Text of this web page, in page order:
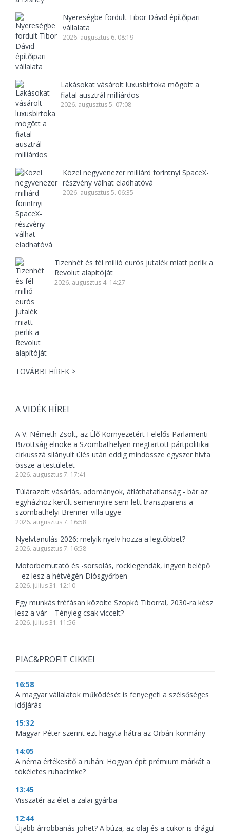
Nyereségbe fordult Tibor Dávid építőipari
vállalata
2026. augusztus 6. 08:19
Lakásokat vásárolt luxusbirtoka mögött a
fiatal ausztrál milliárdos
2026. augusztus 5. 07:08
Közel negyvenezer milliárd forintnyi SpaceX-
részvény válhat eladhatóvá
2026. augusztus 5. 06:35
Tizenhét és fél millió eurós jutalék miatt perlik a
Revolut alapítóját
2026. augusztus 4. 14:27
TOVÁBBI HÍREK >
A VIDÉK HÍREI
A V. Németh Zsolt, az Élő Környezetért Felelős Parlamenti
Bizottság elnöke a Szombathelyen megtartott pártpolitikai
cirkusszá silányult ülés után eddig mindössze egyszer hívta
össze a testületet
2026. augusztus 7. 17:41
Túlárazott vásárlás, adományok, átláthatatlanság - bár az
egyházhoz került semennyire sem lett transzparens a
szombathelyi Brenner-villa ügye
2026. augusztus 7. 16:58
Nyelvtanulás 2026: melyik nyelv hozza a legtöbbet?
2026. augusztus 7. 16:58
Motorbemutató és -sorsolás, rocklegendák, ingyen belépő
– ez lesz a hétvégén Diósgyőrben
2026. július 31. 12:10
Egy munkás tréfásan közölte Szopkó Tiborral, 2030-ra kész
lesz a vár – Tényleg csak viccelt?
2026. július 31. 11:56
PIAC&PROFIT CIKKEI
16:58
A magyar vállalatok működését is fenyegeti a szélsőséges
időjárás
15:32
Magyar Péter szerint ezt hagyta hátra az Orbán-kormány
14:05
A néma értékesítő a ruhán: Hogyan épít prémium márkát a
tökéletes ruhacímke?
13:45
Visszatér az élet a zalai gyárba
12:44
Újabb árrobbanás jöhet? A búza, az olaj és a cukor is drágul